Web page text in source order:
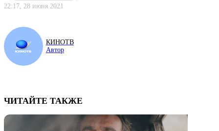
22:17, 28 июня 2021
КИНОТВ
Автор
ЧИТАЙТЕ ТАКЖЕ